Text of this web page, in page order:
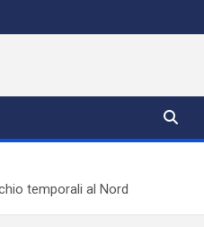
temporali al Nord